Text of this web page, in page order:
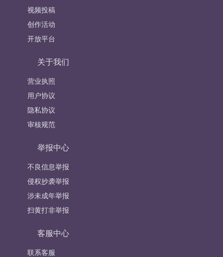
视频投稿
创作活动
开放平台
关于我们
营业执照
用户协议
隐私协议
审核规范
举报中心
不良信息举报
侵权抄袭举报
涉未成年举报
扫黄打非举报
客服中心
联系客服